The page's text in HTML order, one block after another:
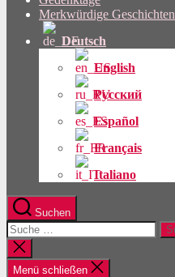
Merkwürdige Geschichten
Deutsch
English
Русский
Español
Français
Italiano
Suchen
Suche
nach:
Suche
schließen
Menü schließen